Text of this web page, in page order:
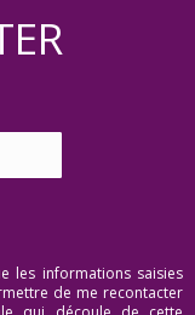
les informations saisies
de me recontacter